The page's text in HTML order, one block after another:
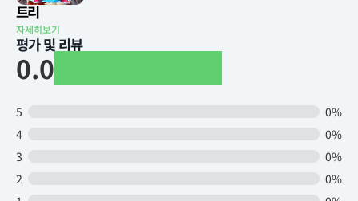
트리
자세히보기
평가 및 리뷰
0.0
5
0%
4
0%
3
0%
2
0%